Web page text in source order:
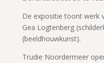
De expositie toont werk
Gea Logtenberg
(beeldhouwkunst).
Trudie Noordermeer